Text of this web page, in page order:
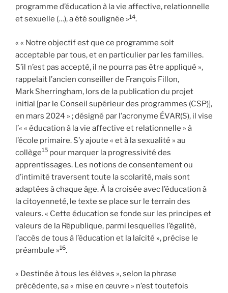
programme d’éducation à la vie affective, relationnelle
et sexuelle (…), a été soulignée »14.
« « Notre objectif est que ce programme soit
acceptable par tous, et en particulier par les familles.
S’il n’est pas accepté, il ne pourra pas être appliqué »,
rappelait l’ancien conseiller de François Fillon,
Mark Sherringham, lors de la publication du projet
initial [par le Conseil supérieur des programmes (CSP)],
en mars 2024 » ; désigné par l’acronyme ÉVAR(S), il vise
l’« « éducation à la vie affective et relationnelle » à
l’école primaire. S’y ajoute « et à la sexualité » au
collège15 pour marquer la progressivité des
apprentissages. Les notions de consentement ou
d’intimité traversent toute la scolarité, mais sont
adaptées à chaque âge. À la croisée avec l’éducation à
la citoyenneté, le texte se place sur le terrain des
valeurs. « Cette éducation se fonde sur les principes et
valeurs de la République, parmi lesquelles l’égalité,
l’accès de tous à l’éducation et la laïcité », précise le
préambule »16.
« Destinée à tous les élèves », selon la phrase
précédente, sa « mise en œuvre » n’est toutefois